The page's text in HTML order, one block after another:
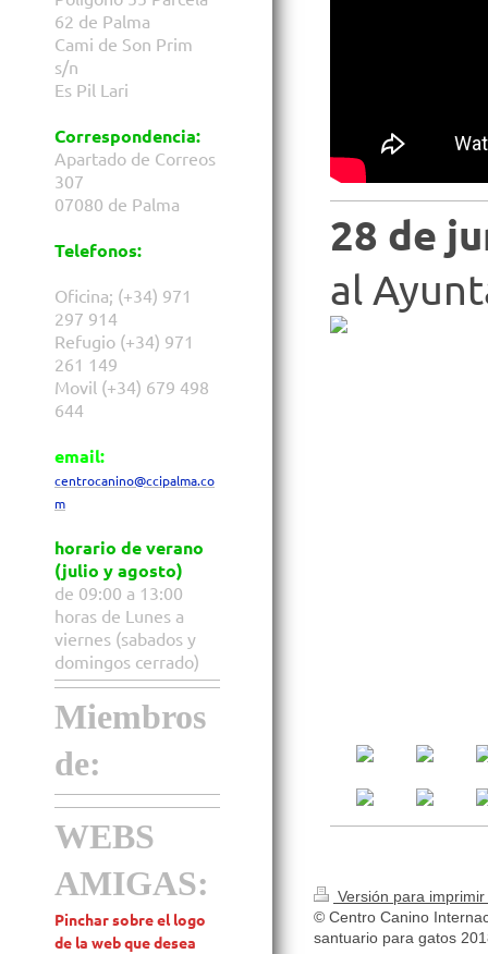
62 de Palma
Cami de Son Prim
s/n
Es Pil Lari
Correspondencia:
Apartado de Correos
307
07080 de Palma
Telefonos:
Oficina; (+34) 971
297 914
Refugio (+34) 971
261 149
Movil (+34) 679 498
644
email:
centrocanino@ccipalma.co
m
horario de verano
(julio y agosto)
de 09:00 a 13:00
horas de Lunes a
viernes (sabados y
domingos cerrado)
Miembros
de:
WEBS
AMIGAS:
Pinchar sobre el logo
de la web que desea
28 de
al
Versión para imprimir
© Centro Canino
santuario para gatos